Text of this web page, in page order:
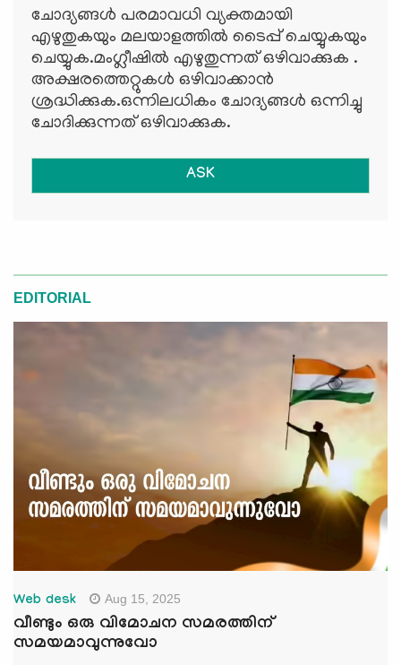
ചോദ്യങ്ങള്‍ പരമാവധി വ്യക്തമായി
എഴുതുകയും മലയാളത്തില്‍ ടൈപ്പ് ചെയ്യുകയും
ചെയ്യുക.മംഗ്ലീഷില്‍ എഴുതുന്നത് ഒഴിവാക്കുക .
അക്ഷരത്തെറ്റുകള്‍ ഒഴിവാക്കാന്‍
ശ്രദ്ധിക്കുക.ഒന്നിലധികം ചോദ്യങ്ങള്‍ ഒന്നിച്ചു
ചോദിക്കുന്നത് ഒഴിവാക്കുക.
ASK
EDITORIAL
Web desk Aug 15, 2025
വീണ്ടും ഒരു വിമോചന സമരത്തിന്
സമയമാവുന്നുവോ